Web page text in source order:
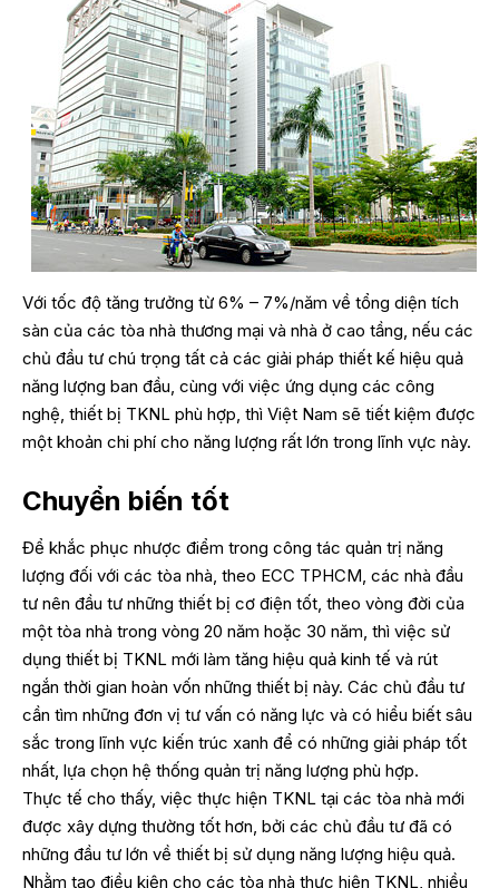
Với tốc độ tăng trưởng từ 6% – 7%/năm về tổng diện tích
sàn của các tòa nhà thương mại và nhà ở cao tầng, nếu các
chủ đầu tư chú trọng tất cả các giải pháp thiết kế hiệu quả
năng lượng ban đầu, cùng với việc ứng dụng các công
nghệ, thiết bị TKNL phù hợp, thì Việt Nam sẽ tiết kiệm được
một khoản chi phí cho năng lượng rất lớn trong lĩnh vực này.
Chuyển biến tốt
Để khắc phục nhược điểm trong công tác quản trị năng
lượng đối với các tòa nhà, theo ECC TPHCM, các nhà đầu
tư nên đầu tư những thiết bị cơ điện tốt, theo vòng đời của
một tòa nhà trong vòng 20 năm hoặc 30 năm, thì việc sử
dụng thiết bị TKNL mới làm tăng hiệu quả kinh tế và rút
ngắn thời gian hoàn vốn những thiết bị này. Các chủ đầu tư
cần tìm những đơn vị tư vấn có năng lực và có hiểu biết sâu
sắc trong lĩnh vực kiến trúc xanh để có những giải pháp tốt
nhất, lựa chọn hệ thống quản trị năng lượng phù hợp.
Thực tế cho thấy, việc thực hiện TKNL tại các tòa nhà mới
được xây dựng thường tốt hơn, bởi các chủ đầu tư đã có
những đầu tư lớn về thiết bị sử dụng năng lượng hiệu quả.
Nhằm tạo điều kiện cho các tòa nhà thực hiện TKNL, nhiều